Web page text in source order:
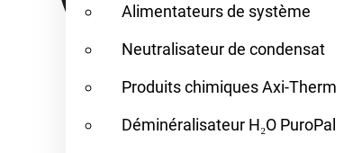
Alimentateurs de système
Neutralisateur de condensat
Produits chimiques Axi-Therm
Déminéralisateur H₂O PuroPal